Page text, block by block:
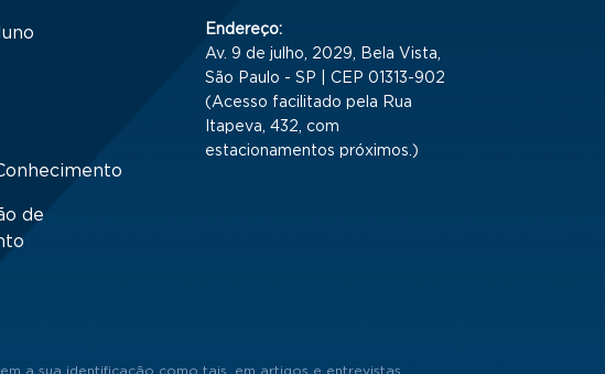
de
Endereço:
Av. 9 de julho, 2029, Bela Vista,
São Paulo - SP | CEP 01313-902
(Acesso facilitado pela Rua
Itapeva, 432, com
estacionamentos próximos.)
a sua identificação como tais, em artigos e entrevistas